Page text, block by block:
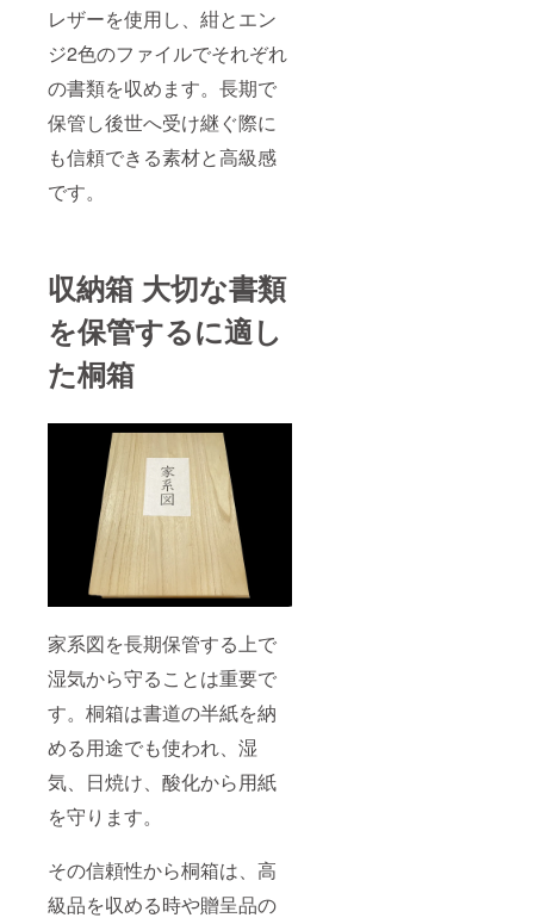
レザーを使用し、紺とエン
ジ2色のファイルでそれぞれ
の書類を収めます。長期で
保管し後世へ受け継ぐ際に
も信頼できる素材と高級感
です。
収納箱 大切な書類
を保管するに適し
た桐箱
家系図を長期保管する上で
湿気から守ることは重要で
す。桐箱は書道の半紙を納
める用途でも使われ、湿
気、日焼け、酸化から用紙
を守ります。
その信頼性から桐箱は、高
級品を収める時や贈呈品の